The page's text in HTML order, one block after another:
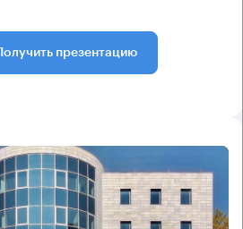
Получить презентацию